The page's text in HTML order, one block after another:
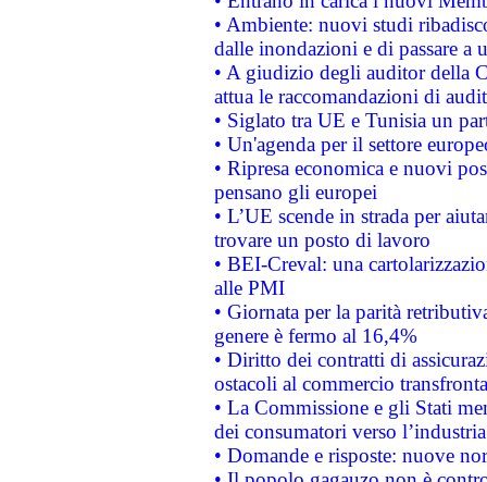
• Ambiente: nuovi studi
dalle inondazioni e di passare a
• A giudizio degli auditor della
attua le raccomandazioni di
• Siglato tra UE e Tunisia un
• Un'agenda per il settore
• Ripresa economica e nuovi
pensano gli europei
• L’UE scende in strada per
trovare un posto di lavoro
• BEI-Creval: una
alle PMI
• Giornata per la parità
genere è fermo al 16,4%
• Diritto dei contratti di
ostacoli al commercio
• La Commissione e gli Stati
dei consumatori verso
• Domande e risposte: nuove